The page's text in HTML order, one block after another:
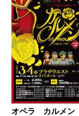
オペラ カルメン